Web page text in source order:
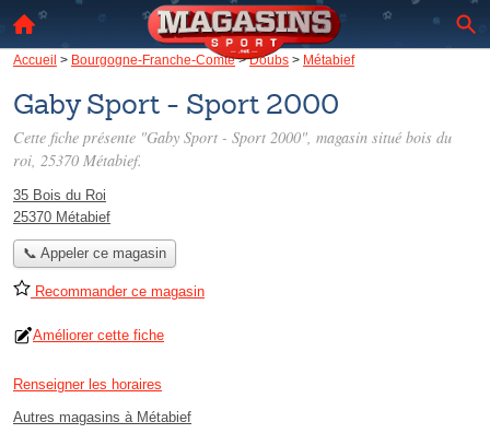
Accueil > Bourgogne-Franche-Comté>Doubs > Métabief
Gaby Sport - Sport 2000
Cette fiche présente "Gaby Sport - Sport 2000", magasin situé bois du
roi, 25370 Métabief.
35 Bois du Roi
25370 Métabief
📞 Appeler ce magasin
Recommander ce magasin
Améliorer cette fiche
Renseigner les horaires
Autres magasins à Métabief